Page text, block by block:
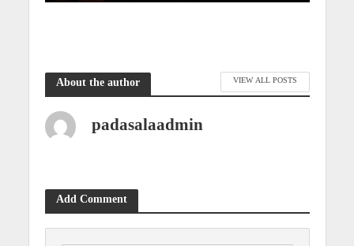
About the author VIEW ALL POSTS
padasalaadmin
Add Comment